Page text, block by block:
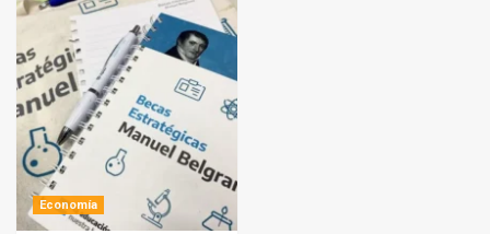
Economía